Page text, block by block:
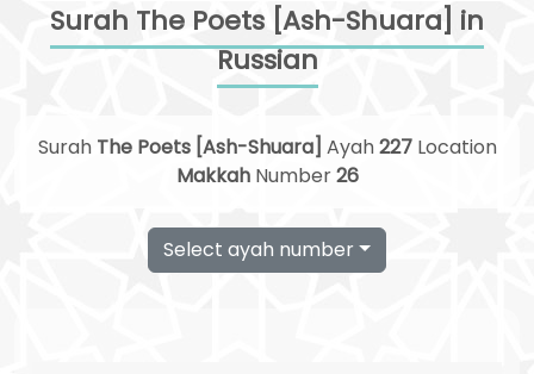
Surah The Poets [Ash-Shuara] in
Russian
Surah The Poets [Ash-Shuara] Ayah227Location
MakkahNumber26
Select ayah number